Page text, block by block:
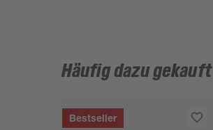
Häufig dazu gekauft
Bestseller